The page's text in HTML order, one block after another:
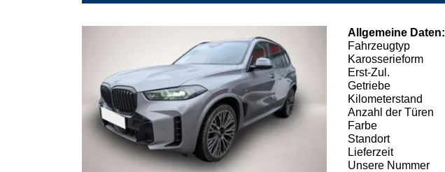
Allgemeine Daten:
Fahrzeugtyp
Karosserieform
Erst-Zul.
Getriebe
Kilometerstand
Anzahl der Türen
Farbe
Standort
Lieferzeit
Unsere Nummer